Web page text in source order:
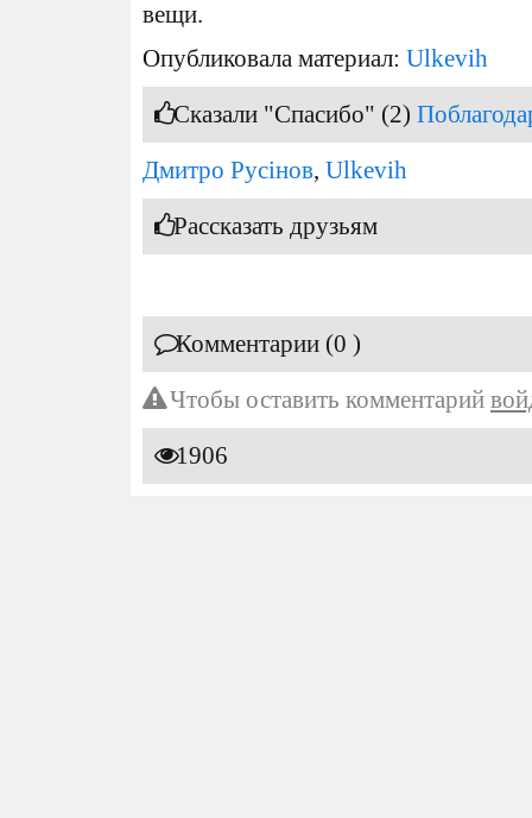
вещи.
Опубликовала материал: Ulkevih
Сказали "Спасибо" (2)
Дмитро Русінов, Ulkevih
Рассказать друзьям
Комментарии (0 )
Чтобы оставить комментарий
1906